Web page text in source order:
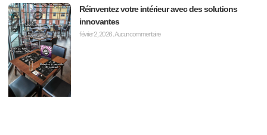
Réinventez votre intérieur avec des solutions
innovantes
février 2, 2026Aucun commentaire